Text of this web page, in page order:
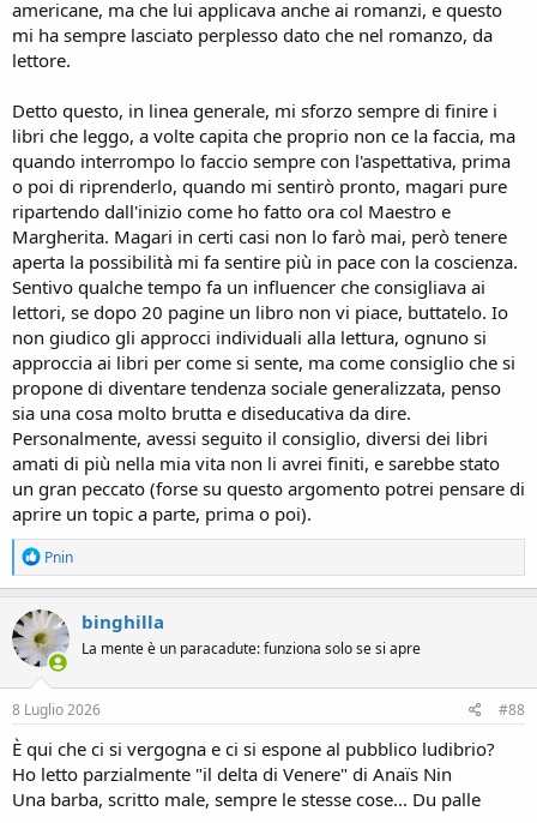
americane, ma che lui applicava anche ai romanzi, e questo
mi ha sempre lasciato perplesso dato che nel romanzo, da
lettore.
Detto questo, in linea generale, mi sforzo sempre di finire i
libri che leggo, a volte capita che proprio non ce la faccia, ma
quando interrompo lo faccio sempre con l'aspettativa, prima
o poi di riprenderlo, quando mi sentirò pronto, magari pure
ripartendo dall'inizio come ho fatto ora col Maestro e
Margherita. Magari in certi casi non lo farò mai, però tenere
aperta la possibilità mi fa sentire più in pace con la coscienza.
Sentivo qualche tempo fa un influencer che consigliava ai
lettori, se dopo 20 pagine un libro non vi piace, buttatelo. Io
non giudico gli approcci individuali alla lettura, ognuno si
approccia ai libri per come si sente, ma come consiglio che si
propone di diventare tendenza sociale generalizzata, penso
sia una cosa molto brutta e diseducativa da dire.
Personalmente, avessi seguito il consiglio, diversi dei libri
amati di più nella mia vita non li avrei finiti, e sarebbe stato
un gran peccato (forse su questo argomento potrei pensare di
aprire un topic a parte, prima o poi).
R
e
a
c
t
i
o
n
s
Pnin
binghilla
La mente è un paracadute: funziona solo se si apre
8 Luglio 2026 #88
È qui che ci si vergogna e ci si espone al pubblico ludibrio?
Ho letto parzialmente "il delta di Venere" di Anaïs Nin
Una barba, scritto male, sempre le stesse cose... Du palle